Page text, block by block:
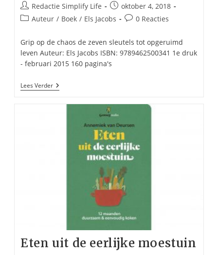
Bericht
auteur:
Redactie Simplify Life
Bericht
gepubliceerd
oktober 4, 2018
Berichtcategorie:
Auteur / Boek / Els Jacobs
Bericht0 Reacties
Grip op de chaos de zeven sleutels tot opgeruimd
leven Auteur: Els Jacobs ISBN: 9789462500341 1e druk
- februari 2015 160 pagina's
Lees VerderGrip
Op
Eten uit de eerlijke moestuin